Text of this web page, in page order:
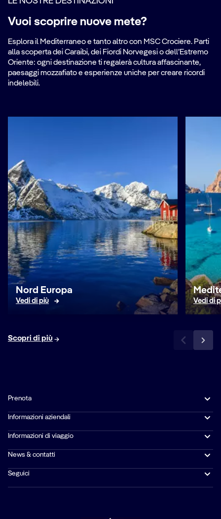
Vuoi scoprire nuove mete?
Esplora il Mediterraneo e tanto altro con MSC Crociere. Parti
alla scoperta dei Caraibi, dei Fiordi Norvegesi o dell’Estremo
Oriente: ogni destinazione ti regalerà cultura affascinante,
paesaggi mozzafiato e esperienze uniche per creare ricordi
indelebili.
Nord Europa
Vedi di più Vedi di
Scopri di più
Prenota
Informazioni aziendali
Informazioni di viaggio
News & contatti
Seguici